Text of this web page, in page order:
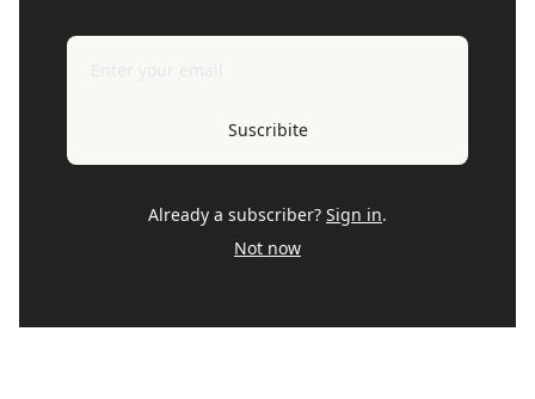
Suscribite
Already a subscriber? Sign in.
Not now